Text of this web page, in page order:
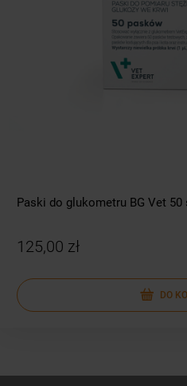
Paski do glukometru BG Vet 50
125,00 zł
DO